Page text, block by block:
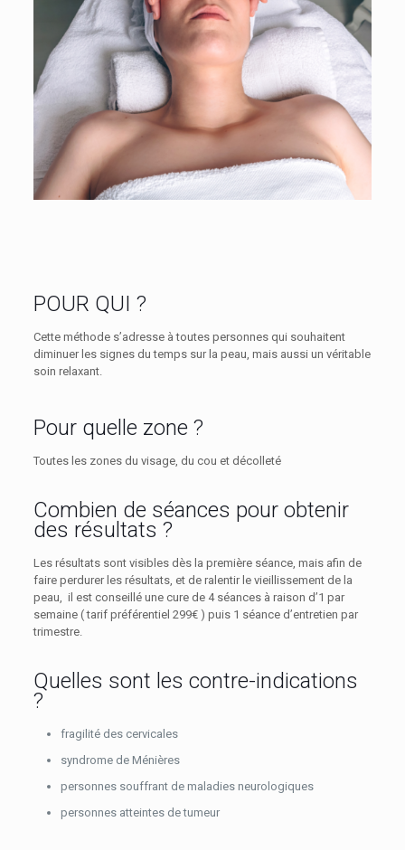
POUR QUI ?
Cette méthode s’adresse à toutes personnes qui souhaitent
diminuer les signes du temps sur la peau, mais aussi un véritable
soin relaxant.
Pour quelle zone ?
Toutes les zones du visage, du cou et décolleté
Combien de séances pour obtenir
des résultats ?
Les résultats sont visibles dès la première séance, mais afin de
faire perdurer les résultats, et de ralentir le vieillissement de la
peau, il est conseillé une cure de 4 séances à raison d’1 par
semaine ( tarif préférentiel 299€ ) puis 1 séance d’entretien par
trimestre.
Quelles sont les contre-indications
?
fragilité des cervicales
syndrome de Ménières
personnes souffrant de maladies neurologiques
personnes atteintes de tumeur